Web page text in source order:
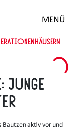
MENÜ
Junge
Bautzen aktiv vor und